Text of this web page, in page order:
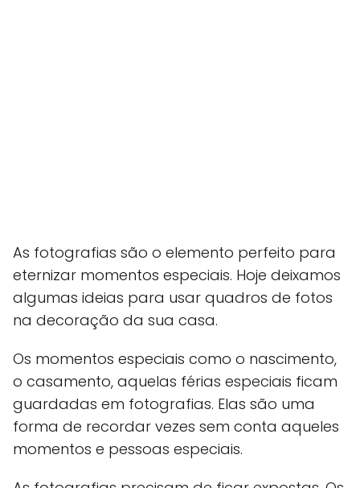
As fotografias são o elemento perfeito para
eternizar momentos especiais. Hoje deixamos
algumas ideias para usar quadros de fotos
na decoração da sua casa.
Os momentos especiais como o nascimento,
o casamento, aquelas férias especiais ficam
guardadas em fotografias. Elas são uma
forma de recordar vezes sem conta aqueles
momentos e pessoas especiais.